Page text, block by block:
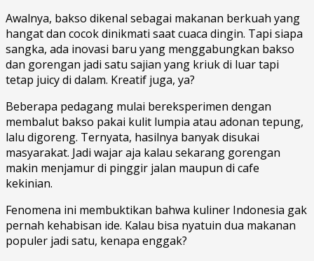
Awalnya, bakso dikenal sebagai makanan berkuah yang
hangat dan cocok dinikmati saat cuaca dingin. Tapi siapa
sangka, ada inovasi baru yang menggabungkan bakso
dan gorengan jadi satu sajian yang kriuk di luar tapi
tetap juicy di dalam. Kreatif juga, ya?
Beberapa pedagang mulai bereksperimen dengan
membalut bakso pakai kulit lumpia atau adonan tepung,
lalu digoreng. Ternyata, hasilnya banyak disukai
masyarakat. Jadi wajar aja kalau sekarang gorengan
makin menjamur di pinggir jalan maupun di cafe
kekinian.
Fenomena ini membuktikan bahwa kuliner Indonesia gak
pernah kehabisan ide. Kalau bisa nyatuin dua makanan
populer jadi satu, kenapa enggak?